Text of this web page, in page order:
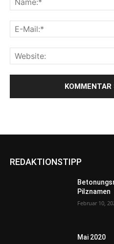
REDAKTIONSTIPP
Pilznamen
Februar 10,
Mai 2020